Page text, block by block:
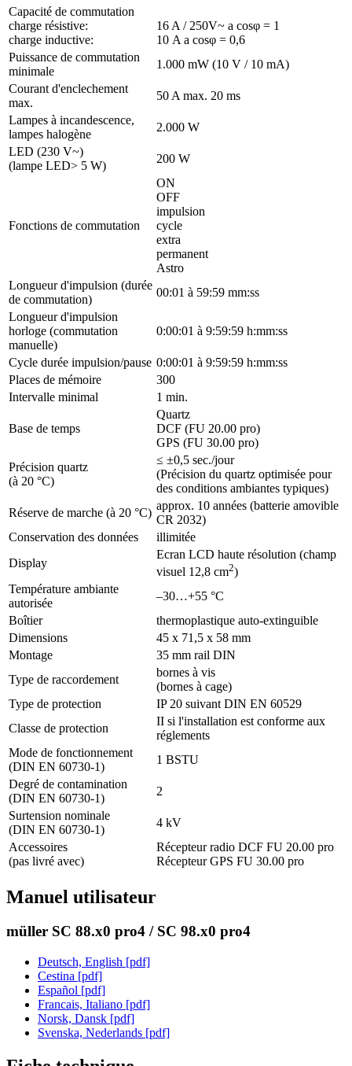
Capacité de commutation
charge résistive:
charge inductive:
16 A / 250V~ a cosφ = 1
10 A a cosφ = 0,6
Puissance de commutation
minimale
1.000 mW (10 V / 10 mA)
Courant d'enclechement
max.
50 A max. 20 ms
Lampes à incandescence,
lampes halogène
2.000 W
LED (230 V~)
(lampe LED> 5 W)
200 W
Fonctions de commutation
ON
OFF
impulsion
cycle
extra
permanent
Astro
Longueur d'impulsion (durée
de commutation)
00:01 à 59:59 mm:ss
Longueur d'impulsion
horloge (commutation
manuelle)
0:00:01 à 9:59:59 h:mm:ss
Cycle durée impulsion/pause 0:00:01 à 9:59:59 h:mm:ss
Places de mémoire
300
Intervalle minimal
1 min.
Base de temps
Quartz
DCF (FU 20.00 pro)
GPS (FU 30.00 pro)
Précision quartz
(à 20 °C)
≤ ±0,5 sec./jour
(Précision du quartz optimisée pour
des conditions ambiantes typiques)
Réserve de marche (à 20 °C)
approx. 10 années (batterie amovible
CR 2032)
Conservation des données
illimitée
Display
Ecran LCD haute résolution (champ
visuel 12,8 cm2)
Température ambiante
autorisée
–30…+55 °C
Boîtier
thermoplastique auto-extinguible
Dimensions
45 x 71,5 x 58 mm
Montage
35 mm rail DIN
Type de raccordement
bornes à vis
(bornes à cage)
Type de protection
IP 20 suivant DIN EN 60529
Classe de protection
II si l'installation est conforme aux
réglements
Mode de fonctionnement
(DIN EN 60730-1)
1 BSTU
Degré de contamination
(DIN EN 60730-1)
2
Surtension nominale
(DIN EN 60730-1)
4 kV
Accessoires
(pas livré avec)
Récepteur radio DCF FU 20.00 pro
Récepteur GPS FU 30.00 pro
Manuel utilisateur
müller SC 88.x0 pro4 / SC 98.x0 pro4
Deutsch, English [pdf]
Cestina [pdf]
Español [pdf]
Francais, Italiano [pdf]
Norsk, Dansk [pdf]
Svenska, Nederlands [pdf]